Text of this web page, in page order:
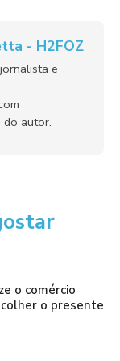
- H2FOZ
e
do autor.
o comércio
o presente